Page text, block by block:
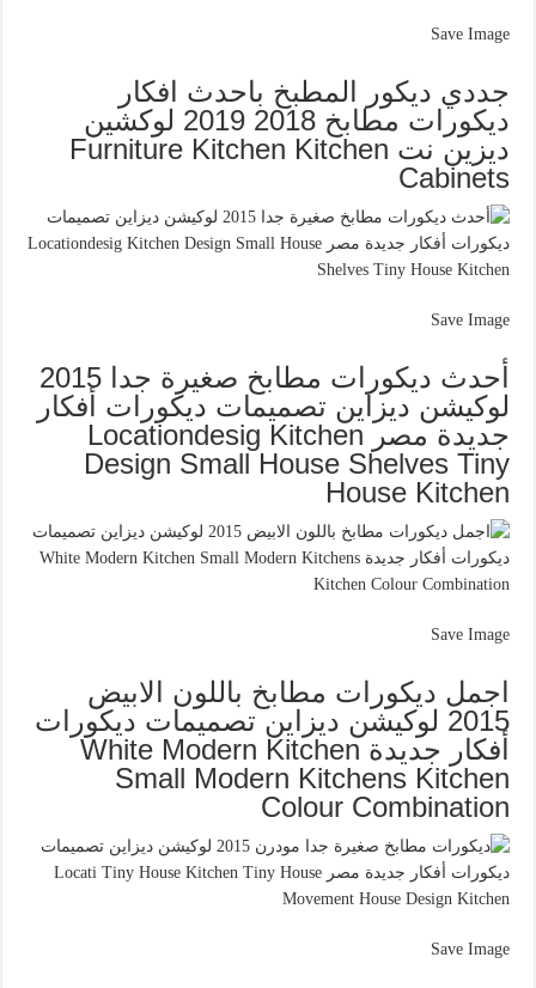
Save Image
جددي ديكور المطبخ باحدث افكار
ديكورات مطابخ 2018 2019 لوكشين
ديزين نت Furniture Kitchen Kitchen
Cabinets
Save Image
أحدث ديكورات مطابخ صغيرة جدا 2015
لوكيشن ديزاين تصميمات ديكورات أفكار
جديدة مصر Locationdesig Kitchen
Design Small House Shelves Tiny
House Kitchen
Save Image
اجمل ديكورات مطابخ باللون الابيض
2015 لوكيشن ديزاين تصميمات ديكورات
أفكار جديدة White Modern Kitchen
Small Modern Kitchens Kitchen
Colour Combination
Save Image